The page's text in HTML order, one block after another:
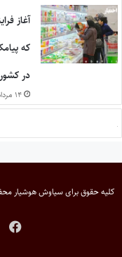
آغاز
که
در
۱۴ مرداد ۱۴۰۵
کلیه حقوق برایسیاوش هوشیار